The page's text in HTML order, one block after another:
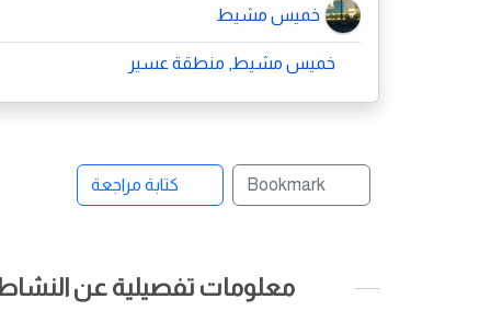
خميس مشيط
خميس مشيط, منطقة عسير
Bookmark كتابة مراجعة
معلومات تفصيلية عن النشاط